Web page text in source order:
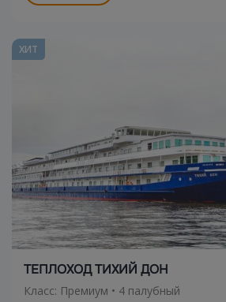
ХИТ
ТЕПЛОХОД ТИХИЙ ДОН
Класс: Премиум • 4 палубный